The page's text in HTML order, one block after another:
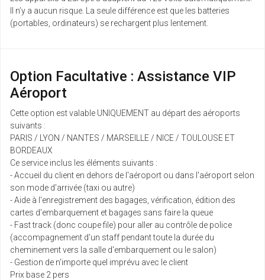
Il n’y a aucun risque. La seule différence est que les batteries
(portables, ordinateurs) se rechargent plus lentement.
Option Facultative : Assistance VIP
Aéroport
Cette option est valable UNIQUEMENT au départ des aéroports
suivants :
PARIS / LYON / NANTES / MARSEILLE / NICE / TOULOUSE ET
BORDEAUX
Ce service inclus les éléments suivants :
- Accueil du client en dehors de l'aéroport ou dans l'aéroport selon
son mode d'arrivée (taxi ou autre)
- Aide à l'enregistrement des bagages, vérification, édition des
cartes d'embarquement et bagages sans faire la queue
- Fast track (donc coupe file) pour aller au contrôle de police
(accompagnement d'un staff pendant toute la durée du
cheminement vers la salle d'embarquement ou le salon)
- Gestion de n'importe quel imprévu avec le client
Prix base 2 pers